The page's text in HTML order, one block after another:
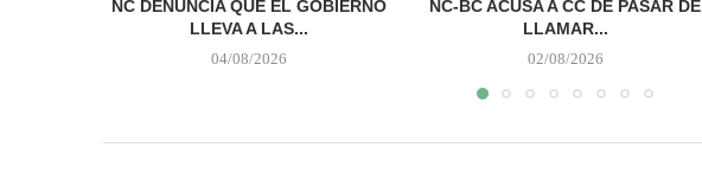
NC DENUNCIA QUE EL GOBIERNO
LLEVA A LAS...
04/08/2026
NC-BC ACUSA A CC DE PASAR DE
LLAMAR...
02/08/2026